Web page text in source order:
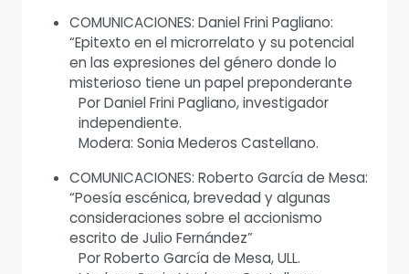
COMUNICACIONES: Daniel Frini Pagliano:
“Epitexto en el microrrelato y su potencial
en las expresiones del género donde lo
misterioso tiene un papel preponderante
Por Daniel Frini Pagliano, investigador
independiente.
Modera: Sonia Mederos Castellano.
COMUNICACIONES: Roberto García de Mesa:
“Poesía escénica, brevedad y algunas
consideraciones sobre el accionismo
escrito de Julio Fernández”
Por Roberto García de Mesa, ULL.